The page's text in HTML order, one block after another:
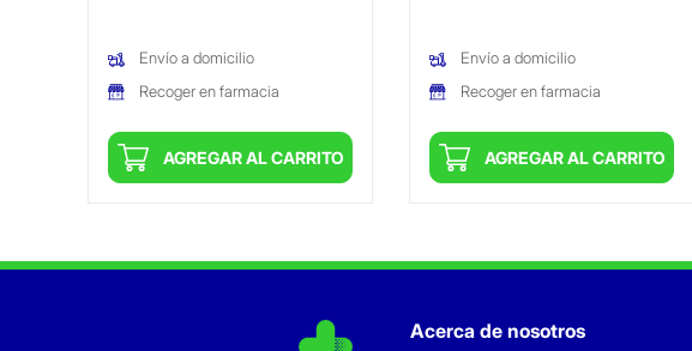
Envío a domicilio
Recoger en farmacia
AGREGAR AL CARRITO
Envío a domicilio
Recoger en farmacia
AGREGAR AL CARRITO
Acerca de nosotros